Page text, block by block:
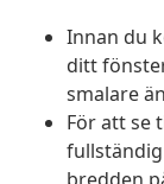
Innan du
ditt
smalare
För att se